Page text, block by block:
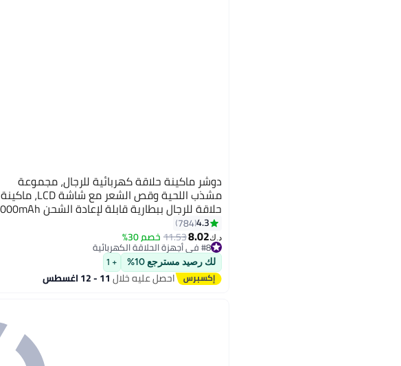
دوشر ماكينة حلاقة كهربائية للرجال، مجموعة
مشذب اللحية وقص الشعر مع شاشة LCD، ماكينة
حلاقة للرجال ببطارية قابلة لإعادة الشحن 2000mAh
4.3
784
د.ك‏8.02
11.53خصم 30%
#8 في أجهزة الحلاقة الكهربائية
#8 في أجهزة الحلاقة الكهربائية
لك رصيد مسترجع 10% + 1
احصل عليه خلال11 - 12 اغسطس